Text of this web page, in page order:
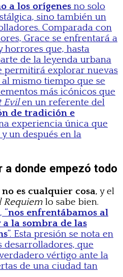
a los orígenes no solo
sino también un
Comparada con
Grace se enfrentará a
horrores que, hasta
de la leyenda urbana
permitirá explorar nuevas
mismo tiempo que se
más icónicos que
Evilen un referente del
de tradición e
experiencia única que
un después en la
a donde empezó todo
es cualquier cosa, y el
Requiem lo sabe bien.
“nos enfrentábamos al
a la sombra de las
”. Esta presión se nota en
desarrolladores, que
vértigo ante la
de una ciudad tan